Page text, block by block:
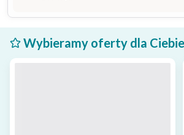
Wybieramy oferty dla